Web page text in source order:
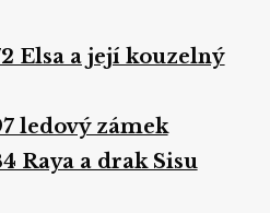
Elsa a její kouzelný
ledový zámek
Raya a drak Sisu